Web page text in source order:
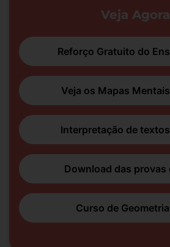
Veja
Reforço Gratuito do
Veja os Mapas
Interpretação de
Download das provas
Curso de